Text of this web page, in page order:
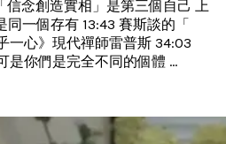
念創造實相」是第三個自己 上
一個存有 13:43 賽斯談的「
一心》現代禪師雷普斯 34:03
是你們是完全不同的個體 ...